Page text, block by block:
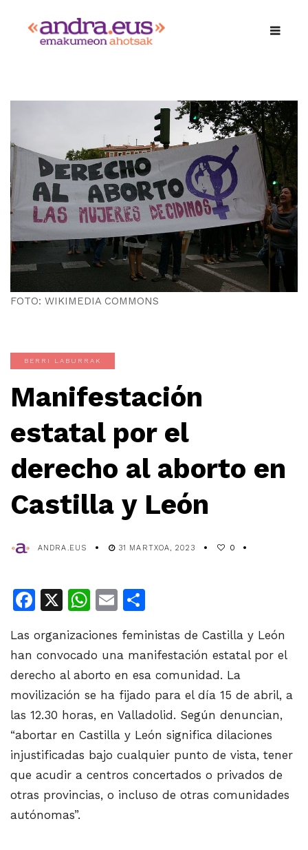
FOTO: WIKIMEDIA COMMONS
BERRI LABURRAK
Manifestación
estatal por el
derecho al aborto en
Castilla y León
ANDRA.EUS 31 MARTXOA, 2023 0
Facebook
X WhatsApp
Email
Las organizaciones feministas de Castilla y León
han convocado una manifestación estatal por el
derecho al aborto en esa comunidad. La
movilización se ha fijado para el día 15 de abril, a
las 12.30 horas, en Valladolid. Según denuncian,
“abortar en Castilla y León significa dilaciones
injustificadas bajo cualquier punto de vista, tener
que acudir a centros concertados o privados de
otras provincias, o incluso de otras comunidades
autónomas”.